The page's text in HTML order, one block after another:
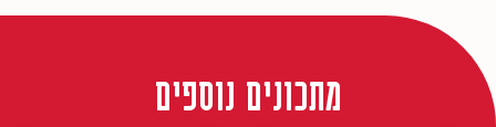
מתכונים נוספים